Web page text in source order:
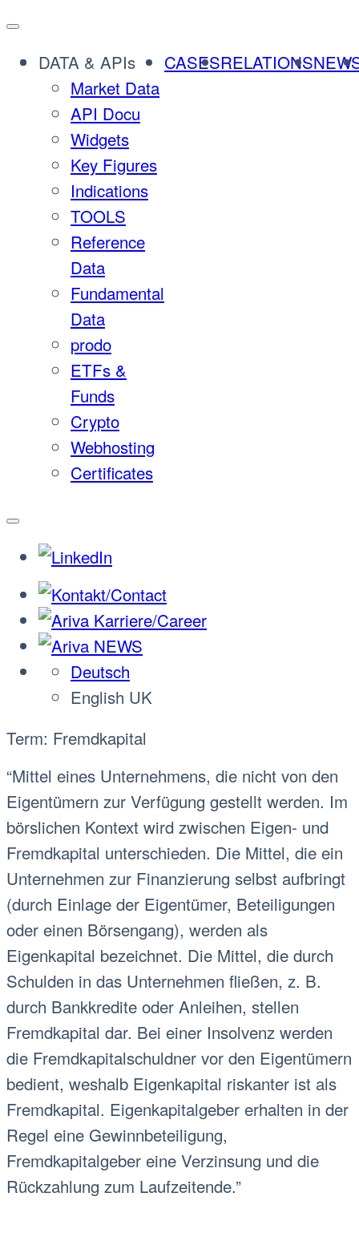
DATA & APIs
Market Data
API Docu
Widgets
Key Figures
Indications
TOOLS
Reference
Data
Fundamental
Data
prodo
ETFs &
Funds
Crypto
Webhosting
Certificates
CASESRELATIONS
Deutsch
English UK
Term: Fremdkapital
“Mittel eines Unternehmens, die nicht von den
Eigentümern zur Verfügung gestellt werden. Im
börslichen Kontext wird zwischen Eigen- und
Fremdkapital unterschieden. Die Mittel, die ein
Unternehmen zur Finanzierung selbst aufbringt
(durch Einlage der Eigentümer, Beteiligungen
oder einen Börsengang), werden als
Eigenkapital bezeichnet. Die Mittel, die durch
Schulden in das Unternehmen fließen, z. B.
durch Bankkredite oder Anleihen, stellen
Fremdkapital dar. Bei einer Insolvenz werden
die Fremdkapitalschuldner vor den Eigentümern
bedient, weshalb Eigenkapital riskanter ist als
Fremdkapital. Eigenkapitalgeber erhalten in der
Regel eine Gewinnbeteiligung,
Fremdkapitalgeber eine Verzinsung und die
Rückzahlung zum Laufzeitende.”